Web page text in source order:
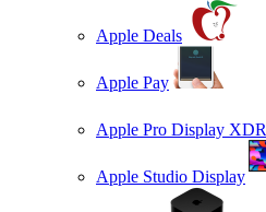
Apple Deals
Apple Pay
Apple Pro Display XDR
Apple Studio Display